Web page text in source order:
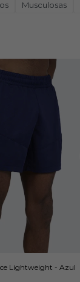
Musculosas
Lightweight - Azul